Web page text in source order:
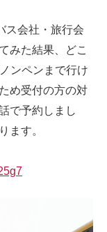
ス会社・旅行会
みた結果、どこ
ンペンまで行け
め受付の方の対
で予約しまし
ます。